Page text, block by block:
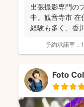
出張撮影専門の
中。観音寺市 在
経験も多く、香
予約承諾率：
Foto